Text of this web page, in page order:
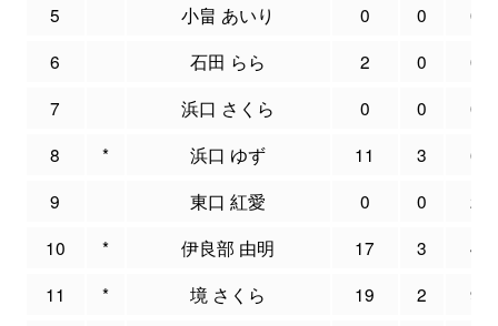
5
小畠 あいり 0 0
0
6
石田 らら 2 0
0
7
浜口 さくら 0 0
0
8
* 浜口 ゆず 11 3
6
9
東口 紅愛 0 0
2
10
* 伊良部 由明 17 3
4
11
* 境 さくら 19 2
9